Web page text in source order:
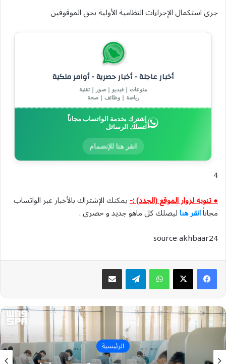
جرى استكمال الإجراءات النظامية الأولية بحق الموقوفين
أخبار عاجلة - أخبار حصرية - أوامر ملكية
منوعات | فيديو | صور | تقنية
رياضة | وظائف | صحة
إشترك بخدمة الواتساب مجاناً
لتصلك الرسائل
انقر هنا للإنضمام
4
● تنويه لزوار الموقع (الجدد) :-يمكنك الإشتراك بالأخبار عبر الواتساب
مجاناًانقر هناليصلك كل ماهو جديد و حصري .
source akhbaar24
واتسابتيلقرام مشاركة عبر البريد
الرئيسية